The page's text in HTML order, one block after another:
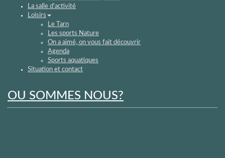
La salle d'activité
Loisirs
Le Tarn
Les sports Nature
On a aimé, on vous fait découvrir
Agenda
Sports aquatiques
Situation et contact
OU SOMMES NOUS?